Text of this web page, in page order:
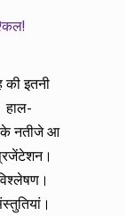
इतनी
हाल-
के नतीजे आ